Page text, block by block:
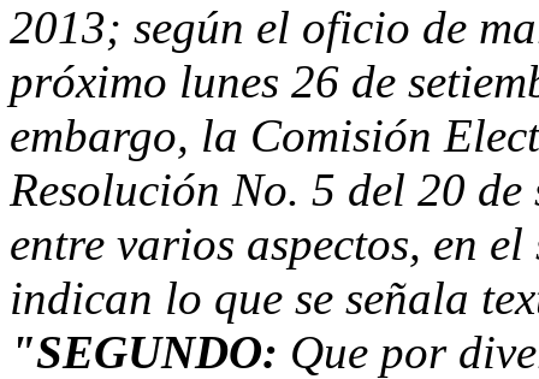
2013; según el oficio de
próximo lunes 26 de
embargo, la Comisión
Resolución No. 5 del 20
entre varios aspectos, en
indican lo que se señala
"SEGUNDO: Que por